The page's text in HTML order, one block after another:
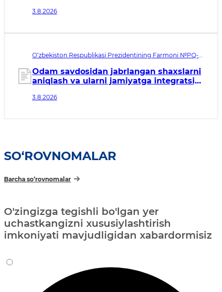
3.8.2026
O‘zbekiston Respublikasi Prezidentining Farmoni №PQ-
04.08.2026
Odam savdosidan jabrlangan shaxslarni
aniqlash va ularni jamiyatga integratsiya
takomillashtirishga qaratilgan
3.8.2026
SO‘ROVNOMALAR
Barcha so‘rovnomalar
O'zingizga tegishli bo'lgan yer
uchastkangizni xususiylashtirish
imkoniyati mavjudligidan xabardormisiz